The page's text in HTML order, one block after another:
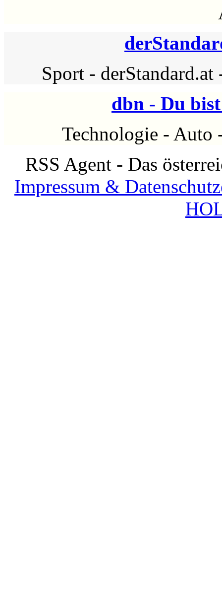
Sport- derStandard.at
dbn - Du
Technologie - Auto
RSS Agent - Das
Impressum &